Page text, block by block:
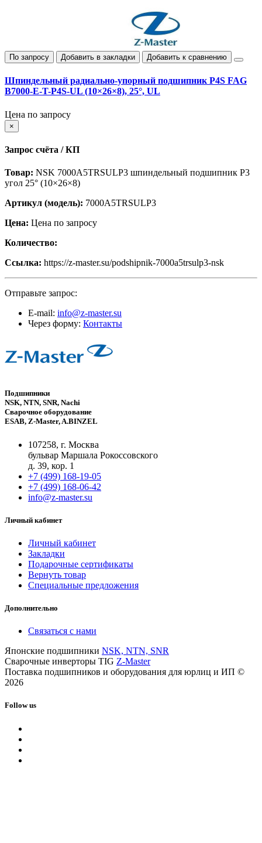
По запросу Добавить в закладки Добавить к сравнению
Шпиндельный радиально‑упорный подшипник P4S FAG
B7000-E-T-P4S-UL (10×26×8), 25°, UL
Цена по запросу
×
Запрос счёта / КП
Товар: NSK 7000A5TRSULP3 шпиндельный подшипник P3
угол 25° (10×26×8)
Артикул (модель): 7000A5TRSULP3
Цена: Цена по запросу
Количество:
Ссылка: https://z-master.su/podshipnik-7000a5trsulp3-nsk
Отправьте запрос:
E-mail: info@z-master.su
Через форму: Контакты
Подшипники
NSK, NTN, SNR, Nachi
Сварочное оборудование
ESAB, Z-Master, A.BINZEL
107258, г. Москва
бульвар Маршала Рокоссовского
д. 39, кор. 1
+7 (499) 168-19-05
+7 (499) 168-06-42
info@z-master.su
Личный кабинет
Личный кабинет
Закладки
Подарочные сертификаты
Вернуть товар
Специальные предложения
Дополнительно
Связаться с нами
Японские подшипники NSK, NTN, SNR
Сварочные инверторы TIG Z-Master
Поставка подшипников и оборудования для юрлиц и ИП ©
2026
Follow us